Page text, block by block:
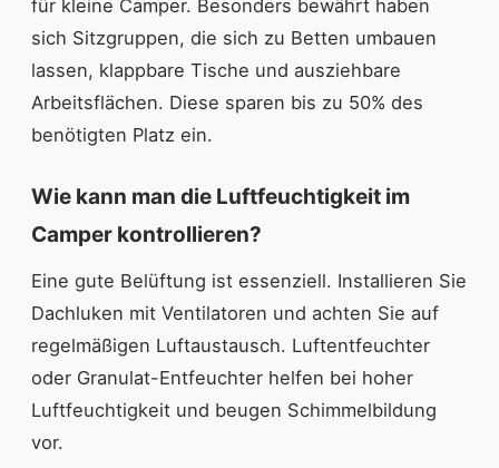
für kleine Camper. Besonders bewährt haben
sich Sitzgruppen, die sich zu Betten umbauen
lassen, klappbare Tische und ausziehbare
Arbeitsflächen. Diese sparen bis zu 50% des
benötigten Platz ein.
Wie kann man die Luftfeuchtigkeit im
Camper kontrollieren?
Eine gute Belüftung ist essenziell. Installieren Sie
Dachluken mit Ventilatoren und achten Sie auf
regelmäßigen Luftaustausch. Luftentfeuchter
oder Granulat-Entfeuchter helfen bei hoher
Luftfeuchtigkeit und beugen Schimmelbildung
vor.